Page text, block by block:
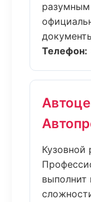
Телефон:
Кузовной
выполнит